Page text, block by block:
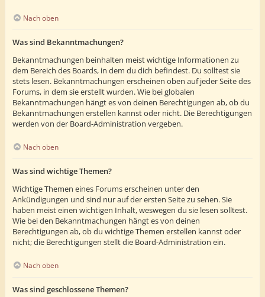
Nach oben
Was sind Bekanntmachungen?
Bekanntmachungen beinhalten meist wichtige Informationen zu
dem Bereich des Boards, in dem du dich befindest. Du solltest sie
stets lesen. Bekanntmachungen erscheinen oben auf jeder Seite des
Forums, in dem sie erstellt wurden. Wie bei globalen
Bekanntmachungen hängt es von deinen Berechtigungen ab, ob du
Bekanntmachungen erstellen kannst oder nicht. Die Berechtigungen
werden von der Board-Administration vergeben.
Nach oben
Was sind wichtige Themen?
Wichtige Themen eines Forums erscheinen unter den
Ankündigungen und sind nur auf der ersten Seite zu sehen. Sie
haben meist einen wichtigen Inhalt, weswegen du sie lesen solltest.
Wie bei den Bekanntmachungen hängt es von deinen
Berechtigungen ab, ob du wichtige Themen erstellen kannst oder
nicht; die Berechtigungen stellt die Board-Administration ein.
Nach oben
Was sind geschlossene Themen?